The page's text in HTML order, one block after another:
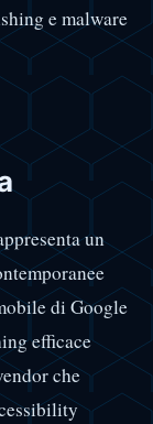
e malware
un
di Google
efficace
che